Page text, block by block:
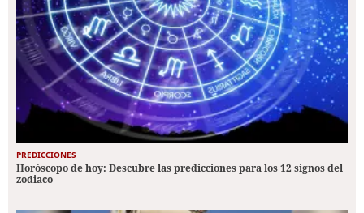
PREDICCIONES
Horóscopo de hoy: Descubre las predicciones para los 12 signos del
zodiaco